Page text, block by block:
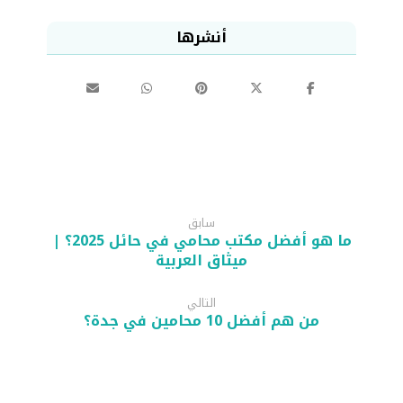
سابق
ما هو أفضل مكتب محامي في حائل 2025؟ |
ميثاق العربية
التالي
من هم أفضل 10 محامين في جدة؟